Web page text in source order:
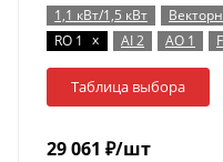
1,1 кВт/1,5 кВт
RO 1 x AI 2 AO 1
Таблица выбора
29 061 ₽/шт